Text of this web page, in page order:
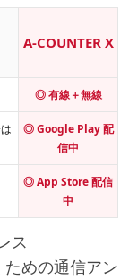
A-COUNTER X
◎ 有線＋無線
◎ Google Play 配
信中
◎ App Store 配信
中
ス
めの通信アン